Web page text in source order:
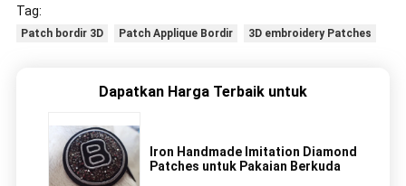
Tag:
Patch bordir 3D Patch Applique Bordir 3D embroidery Patches
Dapatkan Harga Terbaik untuk
Iron Handmade Imitation Diamond
Patches untuk Pakaian Berkuda